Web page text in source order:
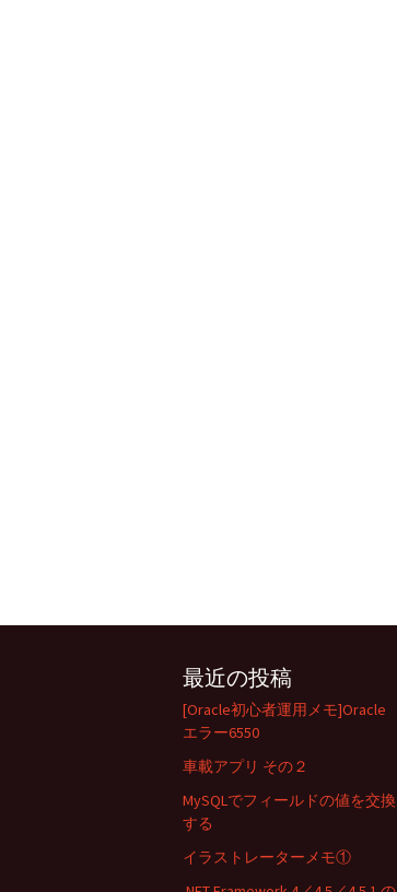
最近の投稿
[Oracle初心者運用メモ]Oracle
エラー6550
車載アプリ その２
MySQLでフィールドの値を交換
する
イラストレーターメモ①